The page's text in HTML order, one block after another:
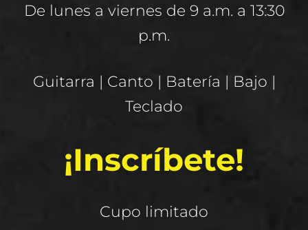
De lunes a viernes de 9 a.m. a 13:30
p.m.
Guitarra | Canto | Batería | Bajo |
Teclado
¡Inscríbete!
Cupo limitado